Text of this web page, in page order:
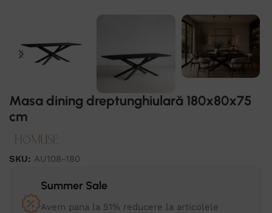
Masa dining dreptunghiulară 180x80x75
cm
SKU: AU108-180
Summer Sale
Avem pana la 51% reducere la articolele